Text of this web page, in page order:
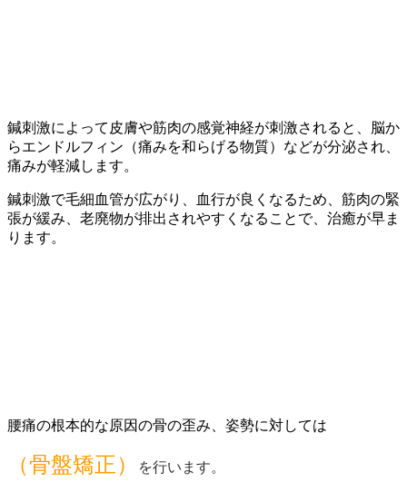
鍼刺激によって皮膚や筋肉の感覚神経が刺激されると、脳か
らエンドルフィン（痛みを和らげる物質）などが分泌され、
痛みが軽減します。
鍼刺激で毛細血管が広がり、血行が良くなるため、筋肉の緊
張が緩み、老廃物が排出されやすくなることで、治癒が早ま
ります。
腰痛の根本的な原因の骨の歪み、姿勢に対しては
（骨盤矯正） を行います。